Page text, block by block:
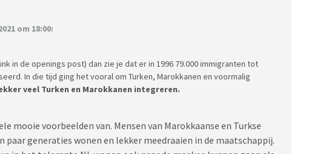
om 18:00:
in de openings post) dan zie je dat er in 1996 79.000 immigranten tot
In die tijd ging het vooral om Turken, Marokkanen en voormalig
veel Turken en Marokkanen integreren.
mooie voorbeelden van. Mensen van Marokkaanse en Turkse
paar generaties wonen en lekker meedraaien in de maatschappij.